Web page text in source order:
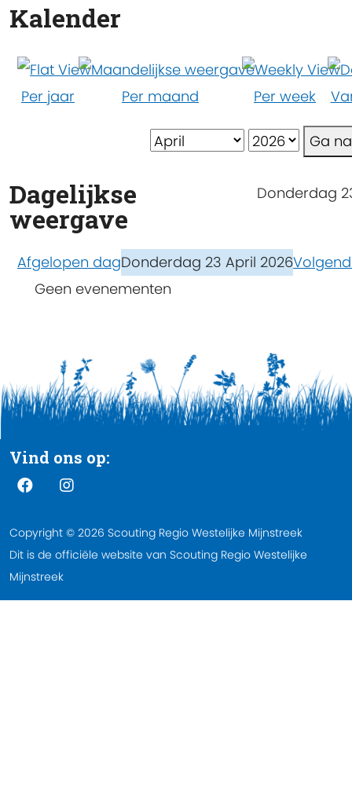
Kalender
Per jaar Per maand Per week
Ga
Dagelijkse
weergave
Donderdag
Afgelopen dagDonderdag 23 April 2026
Geen evenementen
Vind ons op:
Copyright © 2026 Scouting Regio Westelijke Mijnstreek
Dit is de officiële website van Scouting Regio Westelijke
Mijnstreek